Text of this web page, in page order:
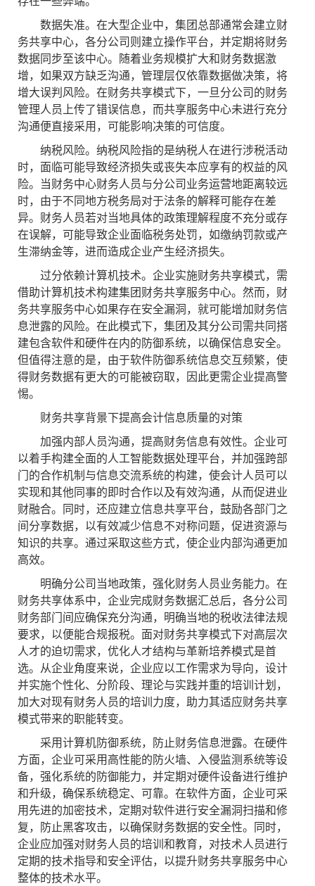
数据失准。在大型企业中，集团总部通常会建立财
务共享中心，各分公司则建立操作平台，并定期将财务
数据同步至该中心。随着业务规模扩大和财务数据激
增，如果双方缺乏沟通，管理层仅依靠数据做决策，将
增大误判风险。在财务共享模式下，一旦分公司的财务
管理人员上传了错误信息，而共享服务中心未进行充分
沟通便直接采用，可能影响决策的可信度。
纳税风险。纳税风险指的是纳税人在进行涉税活动
时，面临可能导致经济损失或丧失本应享有的权益的风
险。当财务中心财务人员与分公司业务运营地距离较远
时，由于不同地方税务局对于法条的解释可能存在差
异。财务人员若对当地具体的政策理解程度不充分或存
在误解，可能导致企业面临税务处罚，如缴纳罚款或产
生滞纳金等，进而造成企业产生经济损失。
过分依赖计算机技术。企业实施财务共享模式，需
借助计算机技术构建集团财务共享服务中心。然而，财
务共享服务中心如果存在安全漏洞，就可能增加财务信
息泄露的风险。在此模式下，集团及其分公司需共同搭
建包含软件和硬件在内的防御系统，以确保信息安全。
但值得注意的是，由于软件防御系统信息交互频繁，使
得财务数据有更大的可能被窃取，因此更需企业提高警
惕。
财务共享背景下提高会计信息质量的对策
加强内部人员沟通，提高财务信息有效性。企业可
以着手构建全面的人工智能数据处理平台，并加强跨部
门的合作机制与信息交流系统的构建，使会计人员可以
实现和其他同事的即时合作以及有效沟通，从而促进业
财融合。同时，还应建立信息共享平台，鼓励各部门之
间分享数据，以有效减少信息不对称问题，促进资源与
知识的共享。通过采取这些方式，使企业内部沟通更加
高效。
明确分公司当地政策，强化财务人员业务能力。在
财务共享体系中，企业完成财务数据汇总后，各分公司
财务部门间应确保充分沟通，明确当地的税收法律法规
要求，以便能合规报税。面对财务共享模式下对高层次
人才的迫切需求，优化人才结构与革新培养模式是首
选。从企业角度来说，企业应以工作需求为导向，设计
并实施个性化、分阶段、理论与实践并重的培训计划，
加大对现有财务人员的培训力度，助力其适应财务共享
模式带来的职能转变。
采用计算机防御系统，防止财务信息泄露。在硬件
方面，企业可采用高性能的防火墙、入侵监测系统等设
备，强化系统的防御能力，并定期对硬件设备进行维护
和升级，确保系统稳定、可靠。在软件方面，企业可采
用先进的加密技术，定期对软件进行安全漏洞扫描和修
复，防止黑客攻击，以确保财务数据的安全性。同时，
企业应加强对财务人员的培训和教育，对技术人员进行
定期的技术指导和安全评估，以提升财务共享服务中心
整体的技术水平。